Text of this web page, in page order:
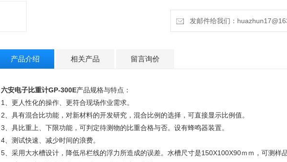
发邮件给我们：
产品介绍 相关产品 留言询价
六安电子比重计GP-300E产品规格与特点：
1、更人性化的操作、更符合现场作业需求。
2、具有混合比功能，对新材料的开发研究，混合比例的选择，可直接显示比例值。
3、具比重上、下限功能，可判定待测物的比重合格与否。设有蜂鸣器装置。
4、测试快速、减少时间的浪费。
5、采用大水槽设计，降低吊栏线的浮力所造成的误差。水槽尺寸是150X100X90ｍｍ，可测样